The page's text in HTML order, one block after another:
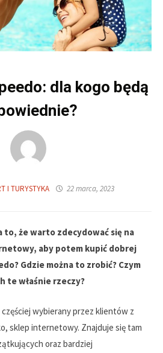
dla kogo będą
I TURYSTYKA 22 marca, 2023
to, że warto zdecydować się na
aby potem kupić dobrej
Gdzie można to zrobić? Czym
te właśnie rzeczy?
wybierany przez klientów z
sklep internetowy. Znajduje się tam
oraz bardziej